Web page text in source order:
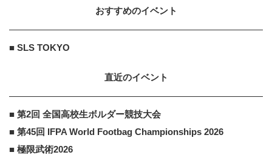
おすすめのイベント
■ SLS TOKYO
直近のイベント
■ 第2回 全国高校生ボルダー競技大会
■ 第45回 IFPA World Footbag Championships 2026
■ 極限武術2026